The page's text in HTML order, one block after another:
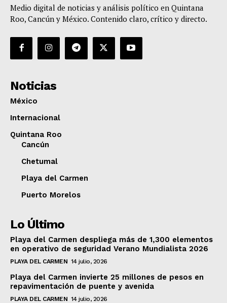
Medio digital de noticias y análisis político en Quintana
Roo, Cancún y México. Contenido claro, crítico y directo.
Noticias
México
Internacional
Quintana Roo
Cancún
Chetumal
Playa del Carmen
Puerto Morelos
Lo Último
Playa del Carmen despliega más de 1,300 elementos
en operativo de seguridad Verano Mundialista 2026
PLAYA DEL CARMEN 14 julio, 2026
Playa del Carmen invierte 25 millones de pesos en
repavimentación de puente y avenida
PLAYA DEL CARMEN 14 julio, 2026